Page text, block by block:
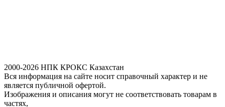
2000-2026 НПК КРОКС Казахстан
Вся информация на сайте носит справочный характер и не
является публичной офертой.
Изображения и описания могут не соответствовать товарам в
частях,